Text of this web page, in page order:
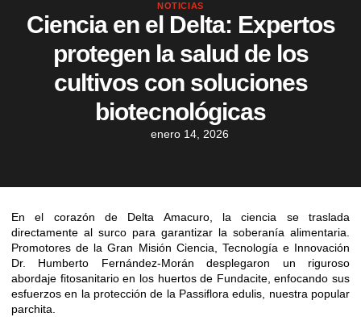
NOTICIAS
Ciencia en el Delta: Expertos
protegen la salud de los
cultivos con soluciones
biotecnológicas
enero 14, 2026
En el corazón de Delta Amacuro, la ciencia se traslada
directamente al surco para garantizar la soberanía alimentaria.
Promotores de la Gran Misión Ciencia, Tecnología e Innovación
Dr. Humberto Fernández-Morán desplegaron un riguroso
abordaje fitosanitario en los huertos de Fundacite, enfocando sus
esfuerzos en la protección de la Passiflora edulis, nuestra popular
parchita.